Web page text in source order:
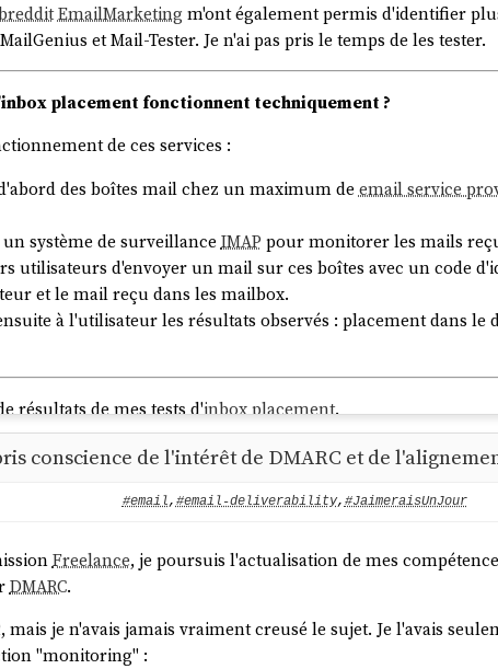
EmailMarketingm'ont également permis d'identifier
et Mail-Tester. Je n'ai pas pris le temps de les tester.
placement fonctionnent techniquement ?
de ces services :
des boîtes mail chez un maximum de email service
système de surveillance IMAP pour monitorer les mails
utilisateurs d'envoyer un mail sur ces boîtes avec un code
et le mail reçu dans les mailbox.
à l'utilisateur les résultats observés : placement dans le
résultats de mes tests d'inbox placement.
conscience de l'intérêt de DMARC et de
#email, #email-deliverability, #JaimeraisUnJour
Freelance, je poursuis l'actualisation de mes
DMARC.
mais je n'avais jamais vraiment creusé le sujet. Je l'avais
"monitoring" :